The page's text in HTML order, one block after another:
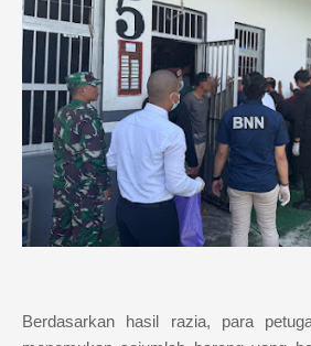
Berdasarkan hasil razia, para